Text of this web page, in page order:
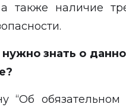
также наличие
знать о
“Об обязательном